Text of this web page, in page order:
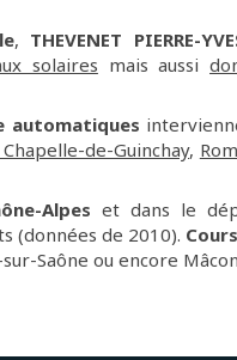
, THEVENET PIERRE-
solaires mais aussi
automatiques
Chapelle-de-Guinchay,
Alpes et dans le
(données de 2010).
Saône ou encore